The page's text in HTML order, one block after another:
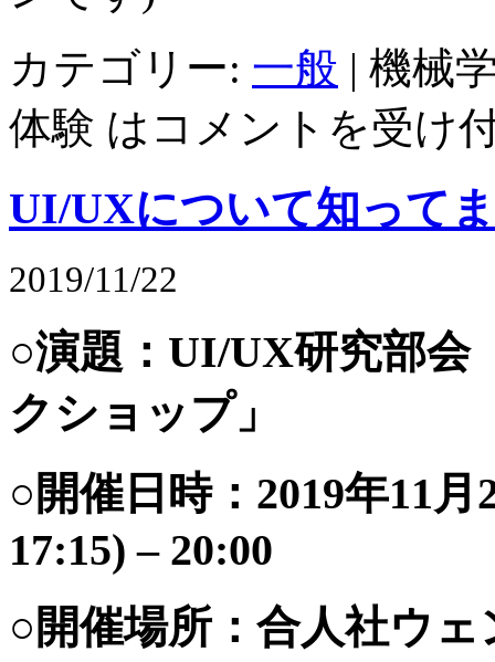
カテゴリー: 一般 | 機械
体験 は コメントを受け
UI/UXについて知って
2019/11/22
○演題：UI/UX研究部会
クショップ」
○開催日時：2019年11
17:15) – 20:00
○開催場所：合人社ウ